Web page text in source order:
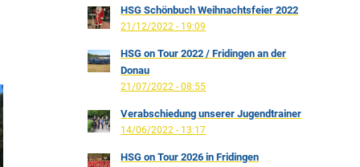
HSG Schönbuch Weihnachtsfeier 2022
21/12/2022 - 19:09
HSG on Tour 2022 / Fridingen an der
Donau
21/07/2022 - 08:55
Verabschiedung unserer Jugendtrainer
14/06/2022 - 13:17
HSG on Tour 2026 in Fridingen